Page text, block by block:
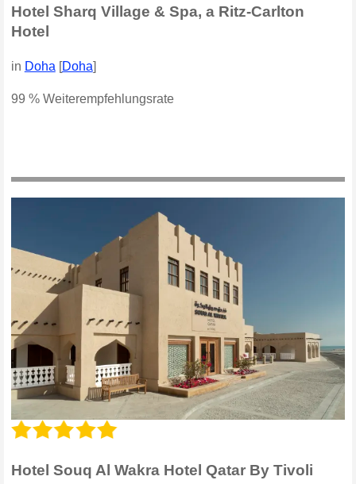
Hotel Sharq Village & Spa, a Ritz-Carlton
Hotel
in Doha [Doha]
99 % Weiterempfehlungsrate
Hotel Souq Al Wakra Hotel Qatar By Tivoli